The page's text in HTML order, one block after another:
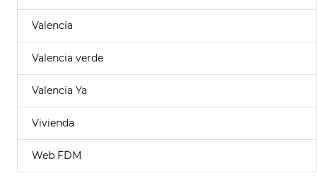
Valencia
Valencia verde
Valencia Ya
Vivienda
Web FDM